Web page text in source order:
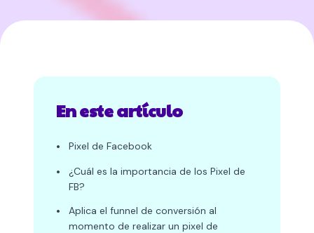
En este artículo
• Pixel de Facebook
•
¿Cuál es la importancia de los Pixel de
FB?
•
Aplica el funnel de conversión al
momento de realizar un pixel de